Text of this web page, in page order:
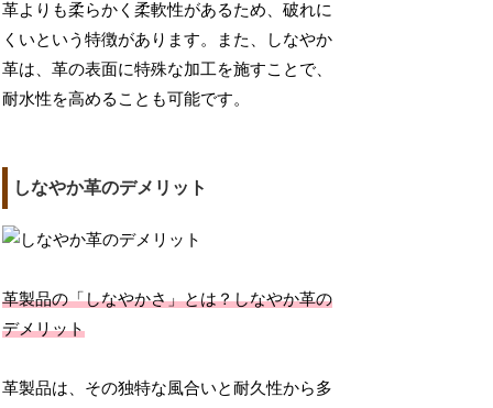
革よりも柔らかく柔軟性があるため、破れに
くいという特徴があります。また、しなやか
革は、革の表面に特殊な加工を施すことで、
耐水性を高めることも可能です。
しなやか革のデメリット
革製品の「しなやかさ」とは？しなやか革の
デメリット
革製品は、その独特な風合いと耐久性から多